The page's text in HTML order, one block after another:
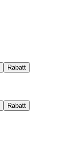
Rabatt
Rabatt